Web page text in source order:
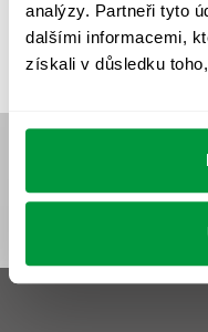
analýzy. Partneři tyto
dalšími informacemi,
získali v důsledku
ZKOUŠKY NOUZOVÉHO